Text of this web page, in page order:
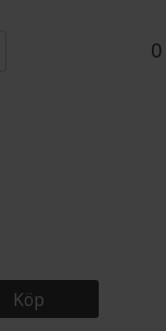
0
Köp